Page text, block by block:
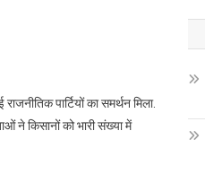
पार्टियों का समर्थन मिला.
ने किसानों को भारी संख्या में